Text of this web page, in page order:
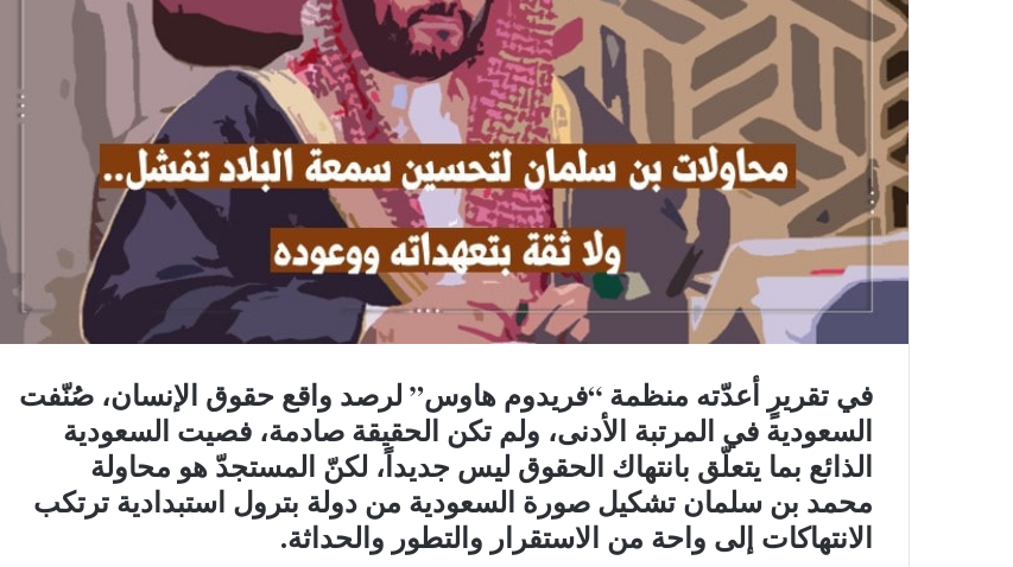
في تقريرٍ أعدّته منظمة “فريدوم هاوس” لرصد واقع حقوق الإنسان، صُنّفت
السعودية في المرتبة الأدنى، ولم تكن الحقيقة صادمة، فصيت السعودية
الذائع بما يتعلّق بانتهاك الحقوق ليس جديداً، لكنّ المستجدّ هو محاولة
محمد بن سلمان تشكيل صورة السعودية من دولة بترول استبدادية ترتكب
الانتهاكات إلى واحة من الاستقرار والتطور والحداثة.